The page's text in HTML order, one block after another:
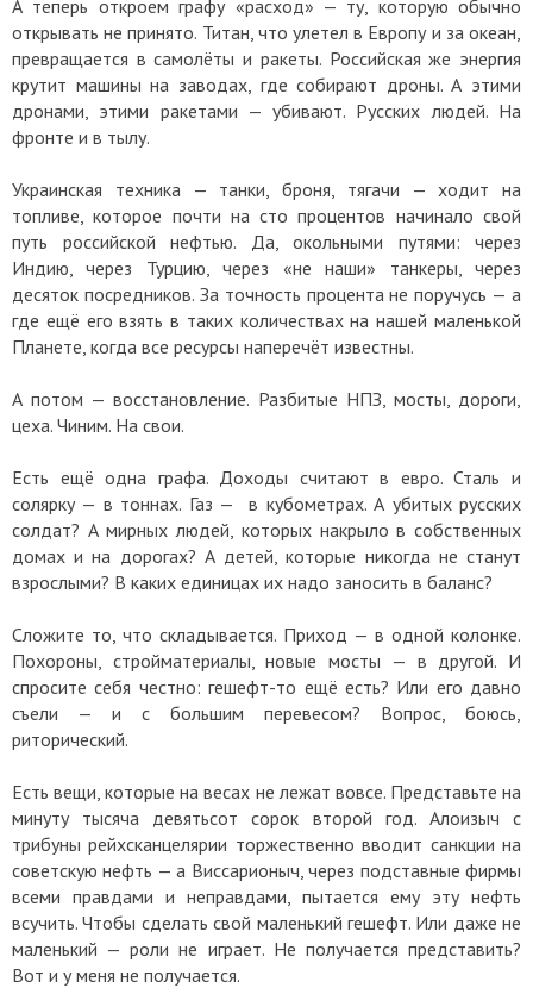
А теперь откроем графу «расход» — ту, которую обычно
открывать не принято. Титан, что улетел в Европу и за океан,
превращается в самолёты и ракеты. Российская же энергия
крутит машины на заводах, где собирают дроны. А этими
дронами, этими ракетами — убивают. Русских людей. На
фронте и в тылу.
Украинская техника — танки, броня, тягачи — ходит на
топливе, которое почти на сто процентов начинало свой
путь российской нефтью. Да, окольными путями: через
Индию, через Турцию, через «не наши» танкеры, через
десяток посредников. За точность процента не поручусь — а
где ещё его взять в таких количествах на нашей маленькой
Планете, когда все ресурсы наперечёт известны.
А потом — восстановление. Разбитые НПЗ, мосты, дороги,
цеха. Чиним. На свои.
Есть ещё одна графа. Доходы считают в евро. Сталь и
солярку — в тоннах. Газ — в кубометрах. А убитых русских
солдат? А мирных людей, которых накрыло в собственных
домах и на дорогах? А детей, которые никогда не станут
взрослыми? В каких единицах их надо заносить в баланс?
Сложите то, что складывается. Приход — в одной колонке.
Похороны, стройматериалы, новые мосты — в другой. И
спросите себя честно: гешефт-то ещё есть? Или его давно
съели — и с большим перевесом? Вопрос, боюсь,
риторический.
Есть вещи, которые на весах не лежат вовсе. Представьте на
минуту тысяча девятьсот сорок второй год. Алоизыч с
трибуны рейхсканцелярии торжественно вводит санкции на
советскую нефть — а Виссарионыч, через подставные фирмы
всеми правдами и неправдами, пытается ему эту нефть
всучить. Чтобы сделать свой маленький гешефт. Или даже не
маленький — роли не играет. Не получается представить?
Вот и у меня не получается.